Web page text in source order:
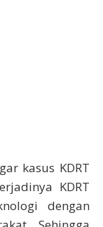
kasus KDRT
KDRT
dengan